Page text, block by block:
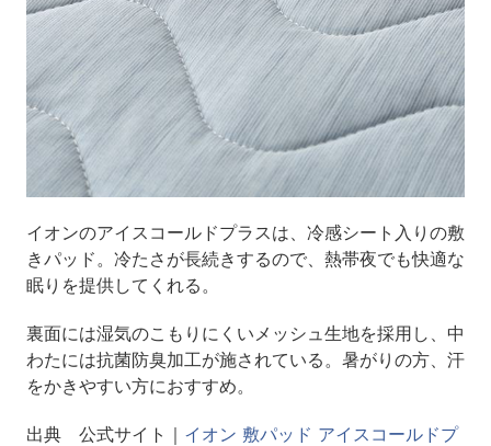
イオンのアイスコールドプラスは、冷感シート入りの敷
きパッド。冷たさが長続きするので、熱帯夜でも快適な
眠りを提供してくれる。
裏面には湿気のこもりにくいメッシュ生地を採用し、中
わたには抗菌防臭加工が施されている。暑がりの方、汗
をかきやすい方におすすめ。
出典 公式サイト｜ イオン 敷パッド アイスコールドプ